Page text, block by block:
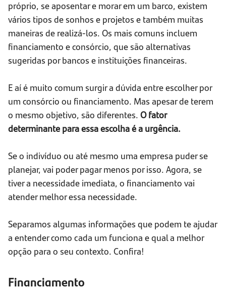
próprio, se aposentar e morar em um barco, existem
vários tipos de sonhos e projetos e também muitas
maneiras de realizá-los. Os mais comuns incluem
financiamento e consórcio, que são alternativas
sugeridas por bancos e instituições financeiras.
E aí é muito comum surgir a dúvida entre escolher por
um consórcio ou financiamento. Mas apesar de terem
o mesmo objetivo, são diferentes. O fator
determinante para essa escolha é a urgência.
Se o indivíduo ou até mesmo uma empresa puder se
planejar, vai poder pagar menos por isso. Agora, se
tiver a necessidade imediata, o financiamento vai
atender melhor essa necessidade.
Separamos algumas informações que podem te ajudar
a entender como cada um funciona e qual a melhor
opção para o seu contexto. Confira!
Financiamento